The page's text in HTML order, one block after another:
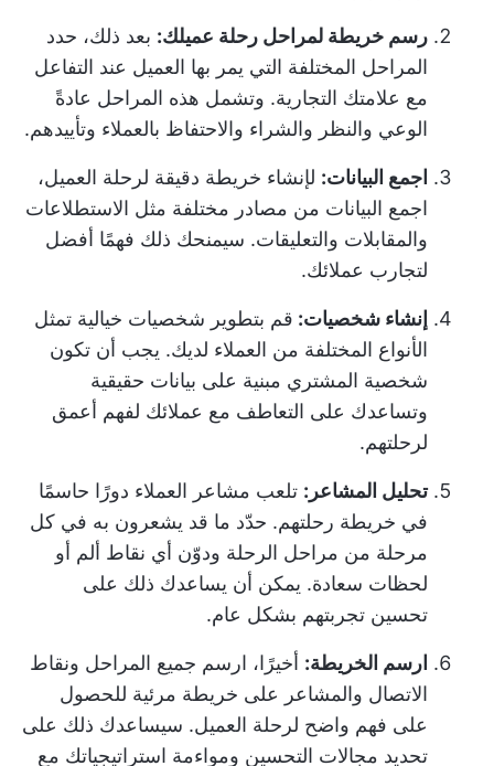
رسم خريطة لمراحل رحلة عميلك: بعد ذلك، حدد
المراحل المختلفة التي يمر بها العميل عند التفاعل
مع علامتك التجارية. وتشمل هذه المراحل عادةً
الوعي والنظر والشراء والاحتفاظ بالعملاء وتأييدهم.
اجمع البيانات: لإنشاء خريطة دقيقة لرحلة العميل،
اجمع البيانات من مصادر مختلفة مثل الاستطلاعات
والمقابلات والتعليقات. سيمنحك ذلك فهمًا أفضل
لتجارب عملائك.
إنشاء شخصيات: قم بتطوير شخصيات خيالية تمثل
الأنواع المختلفة من العملاء لديك. يجب أن تكون
شخصية المشتري مبنية على بيانات حقيقية
وتساعدك على التعاطف مع عملائك لفهم أعمق
لرحلتهم.
تحليل المشاعر: تلعب مشاعر العملاء دورًا حاسمًا
في خريطة رحلتهم. حدّد ما قد يشعرون به في كل
مرحلة من مراحل الرحلة ودوّن أي نقاط ألم أو
لحظات سعادة. يمكن أن يساعدك ذلك على
تحسين تجربتهم بشكل عام.
ارسم الخريطة: أخيرًا، ارسم جميع المراحل ونقاط
الاتصال والمشاعر على خريطة مرئية للحصول
على فهم واضح لرحلة العميل. سيساعدك ذلك على
تحديد مجالات التحسين ومواءمة استراتيجياتك مع